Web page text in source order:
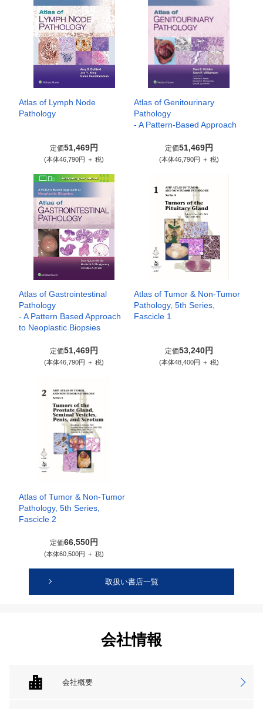
Atlas of Lymph Node
Pathology
定価51,469円
(本体46,790円 ＋ 税)
Atlas of Genitourinary
Pathology
- A Pattern-Based Approach
定価51,469円
(本体46,790円 ＋ 税)
Atlas of Gastrointestinal
Pathology
- A Pattern Based Approach
to Neoplastic Biopsies
定価51,469円
(本体46,790円 ＋ 税)
Atlas of Tumor & Non-Tumor
Pathology, 5th Series,
Fascicle 1
定価53,240円
(本体48,400円 ＋ 税)
Atlas of Tumor & Non-Tumor
Pathology, 5th Series,
Fascicle 2
定価66,550円
(本体60,500円 ＋ 税)
取扱い書店一覧
会社情報
会社概要